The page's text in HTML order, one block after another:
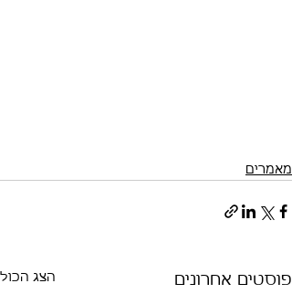
מאמרים
פוסטים אחרונים הצג הכול